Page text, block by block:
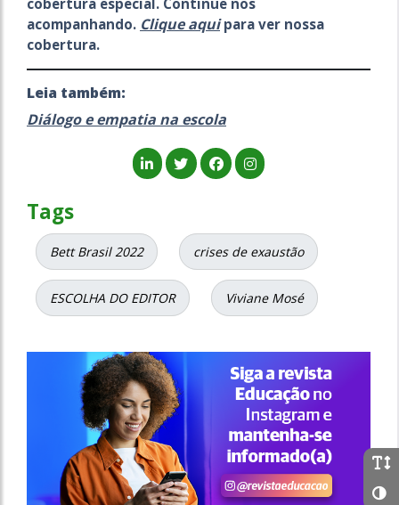
cobertura especial. Continue nos
acompanhando. Clique aqui para ver nossa
cobertura.
Leia também:
Diálogo e empatia na escola
Tags
Bett Brasil 2022 crises de exaustão
ESCOLHA DO EDITOR Viviane Mosé